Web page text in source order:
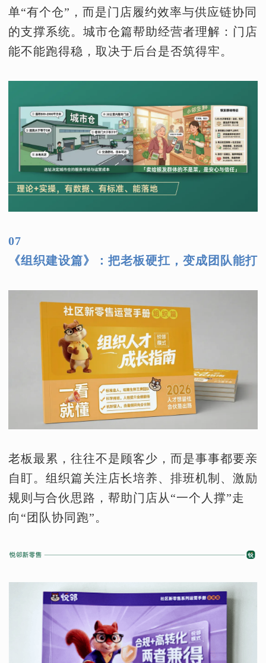
单“有个仓”，而是门店履约效率与供应链协同
的支撑系统。城市仓篇帮助经营者理解：门店
能不能跑得稳，取决于后台是否筑得牢。
07
《组织建设篇》：把老板硬扛，变成团队能打
老板最累，往往不是顾客少，而是事事都要亲
自盯。组织篇关注店长培养、排班机制、激励
规则与合伙思路，帮助门店从“一个人撑”走
向“团队协同跑”。